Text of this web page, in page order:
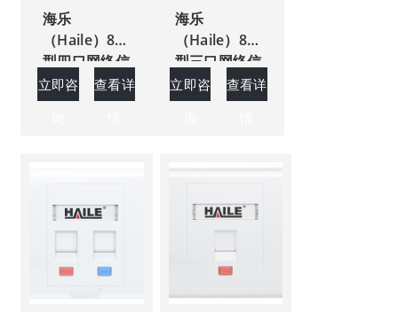
海乐
（Haile）86
型四口网络信
息面板/网线
插座/电脑插
立即咨
查看详
海乐
（Haile）86
型三口网络信
息面板/网线
插座/电脑插
8603 十个装
立即咨
查看详